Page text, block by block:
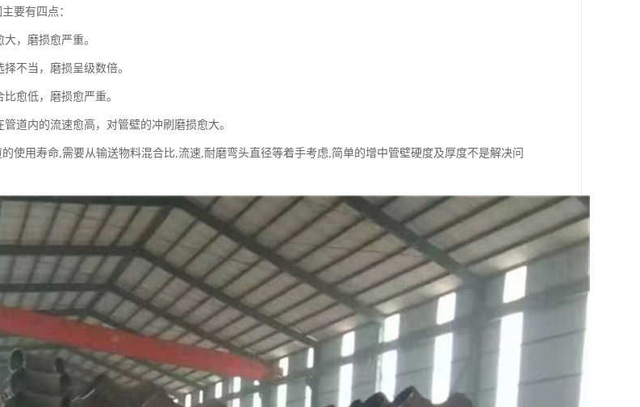
要有四点：
，磨损愈严重。
不当，磨损呈级数倍。
愈低，磨损愈严重。
道内的流速愈高，对管壁的冲刷磨损愈大。
使用寿命,需要从输送物料混合比,流速,耐磨弯头直径等着手考虑,简单的增中管壁硬度及厚度不是解决问